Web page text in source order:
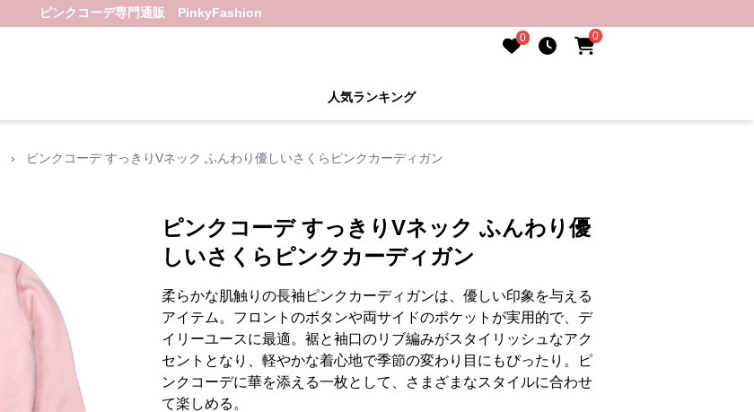
ピンクコーデ専門通販 PinkyFashion
0 0
人気ランキング
› ピンクコーデ すっきりVネック ふんわり優しいさくらピンクカーディガン
ピンクコーデ すっきりVネック ふんわり優
しいさくらピンクカーディガン
柔らかな肌触りの長袖ピンクカーディガンは、優しい印象を与える
アイテム。フロントのボタンや両サイドのポケットが実用的で、デ
イリーユースに最適。裾と袖口のリブ編みがスタイリッシュなアク
セントとなり、軽やかな着心地で季節の変わり目にもぴったり。ピ
ンクコーデに華を添える一枚として、さまざまなスタイルに合わせ
て楽しめる。